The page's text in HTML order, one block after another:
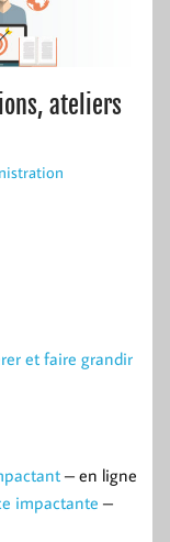
ateliers
et faire grandir
– en ligne
impactante –